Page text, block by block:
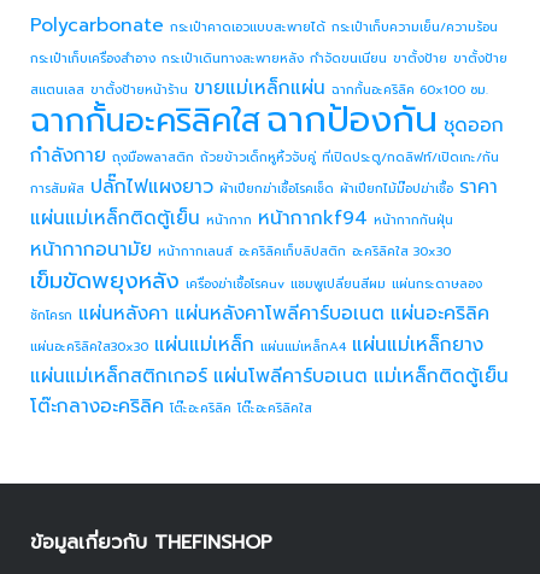
Polycarbonate กระเป๋าคาดเอวแบบสะพายได้ กระเป๋าเก็บความเย็น/ความร้อน
กระเป๋าเก็บเครื่องสำอาง กระเป๋าเดินทางสะพายหลัง กำจัดขนเนียน ขาตั้งป้าย ขาตั้งป้าย
สแตนเลส ขาตั้งป้ายหน้าร้าน ขายแม่เหล็กแผ่น ฉากกั้นอะคริลิค 60x100 ซม.
ฉากกั้นอะคริลิคใสฉากป้องกัน ชุดออก
กำลังกาย ถุงมือพลาสติก ถ้วยข้าวเด็กหูหิ้วจับคู่ ที่เปิดประตู/กดลิฟท์/เปิดเกะ/กัน
การสัมผัส ปลั๊กไฟแผงยาว ผ้าเปียกฆ่าเชื้อโรคเช็ด ผ้าเปียกไม้ม๊อปฆ่าเชื้อ ราคา
แผ่นแม่เหล็กติดตู้เย็น หน้ากาก หน้ากากkf94 หน้ากากกันฝุ่น
หน้ากากอนามัย หน้ากากเลนส์ อะคริลิคเก็บลิปสติก อะคริลิคใส 30x30
เข็มขัดพยุงหลัง เครื่องฆ่าเชื้อโรคuv แชมพูเปลี่ยนสีผม แผ่นกระดาษลอง
ชักโครก แผ่นหลังคา แผ่นหลังคาโพลีคาร์บอเนต แผ่นอะคริลิค
แผ่นอะคริลิคใส30x30 แผ่นแม่เหล็ก แผ่นแม่เหล็กA4 แผ่นแม่เหล็กยาง
แผ่นแม่เหล็กสติกเกอร์ แผ่นโพลีคาร์บอเนต แม่เหล็กติดตู้เย็น
โต๊ะกลางอะคริลิค โต๊ะอะคริลิค โต๊ะอะคริลิคใส
ข้อมูลเกี่ยวกับ THEFINSHOP